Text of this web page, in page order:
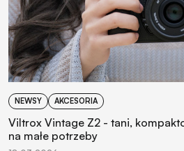
NEWSY AKCESORIA
Viltrox Vintage Z2 - tani,
na małe potrzeby